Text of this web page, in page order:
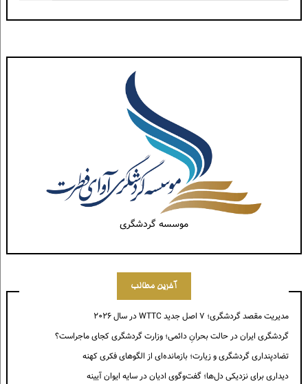
موسسه گردشگری
آخرین مطالب
مدیریت مقصد گردشگری؛ ۷ اصل جدید WTTC در سال ۲۰۲۶
گردشگری ایران در حالت بحرانِ دائمی؛ وزارت گردشگری کجای ماجراست؟
تضادپنداری گردشگری و زیارت؛ بازمانده‌ای از الگوهای فکری کهنه
دیداری برای نزدیکی دل‌ها؛ گفت‌وگوی ادیان در سایه ایوان آیینه